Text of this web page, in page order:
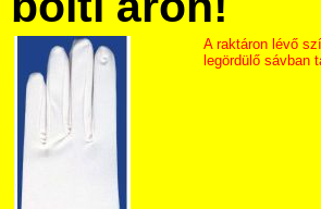
A raktáron lévő
legördülő sávban